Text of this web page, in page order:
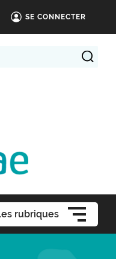
SE CONNECTER
rubriques